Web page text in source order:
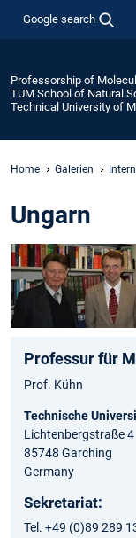
Google search
Professorship of
TUM School of Natural
Technical University of
Home Galerien
Ungarn
Professur für
Prof. Kühn
Technische
Lichtenbergstraße 4
85748 Garching
Germany
Sekretariat:
Tel. +49 (0)89 289